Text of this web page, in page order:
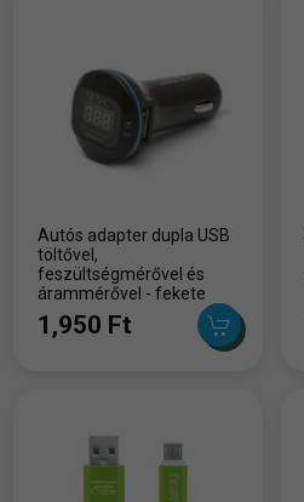
Autós adapter dupla USB
töltővel,
feszültségmérővel és
árammérővel - fekete
1,950 Ft